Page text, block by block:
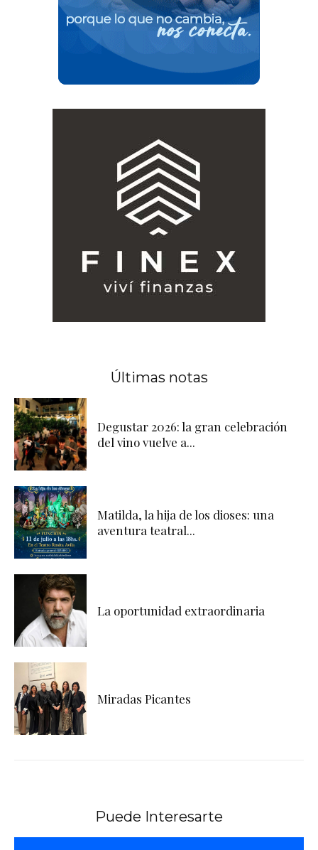
Últimas notas
Degustar 2026: la gran celebración
del vino vuelve a...
Matilda, la hija de los dioses: una
aventura teatral...
La oportunidad extraordinaria
Miradas Picantes
Puede Interesarte